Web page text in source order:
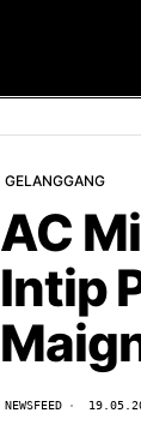
GELANGGANG
AC
Intip
NEWSFEED